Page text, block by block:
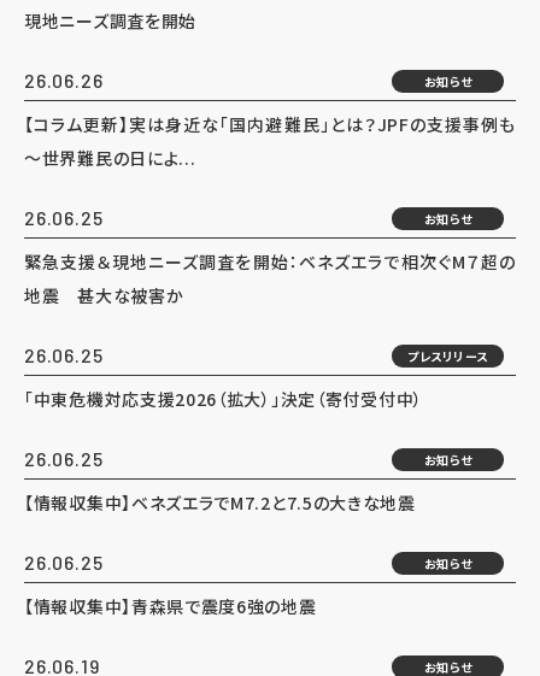
現地ニーズ調査を開始
26.06.26 お知らせ
【コラム更新】実は身近な「国内避難民」とは？JPFの支援事例も
～世界難民の日によ...
26.06.25 お知らせ
緊急支援＆現地ニーズ調査を開始：ベネズエラで相次ぐM７超の
地震 甚大な被害か
26.06.25 プレスリリース
「中東危機対応支援2026（拡大）」決定（寄付受付中）
26.06.25 お知らせ
【情報収集中】ベネズエラでM7.2と7.5の大きな地震
26.06.25 お知らせ
【情報収集中】青森県で震度6強の地震
26.06.19 お知らせ